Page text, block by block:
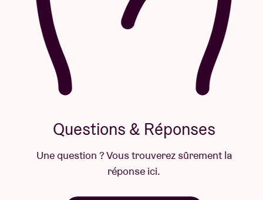
Questions & Réponses
Une question ? Vous trouverez sûrement la
réponse ici.